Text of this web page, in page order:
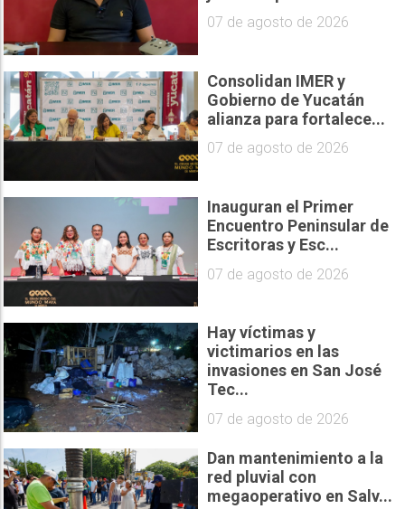
07 de agosto de 2026
Consolidan IMER y
Gobierno de Yucatán
alianza para fortalece...
07 de agosto de 2026
Inauguran el Primer
Encuentro Peninsular de
Escritoras y Esc...
07 de agosto de 2026
Hay víctimas y
victimarios en las
invasiones en San José
Tec...
07 de agosto de 2026
Dan mantenimiento a la
red pluvial con
megaoperativo en Salv...